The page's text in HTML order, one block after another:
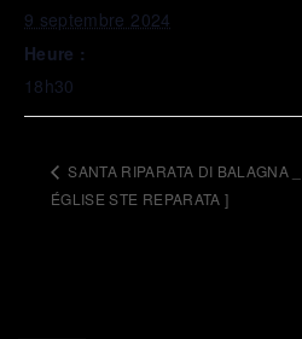
9 septembre 2024
Heure :
18h30
SANTA RIPARATA DI BALAGNA
ÉGLISE STE REPARATA ]